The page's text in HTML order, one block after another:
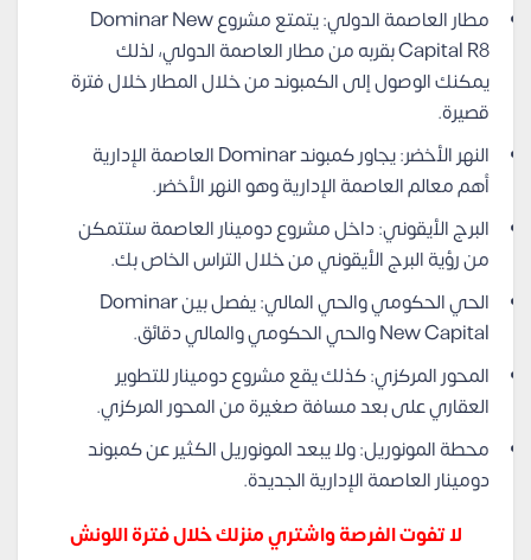
مطار العاصمة الدولي: يتمتع مشروع Dominar New
Capital R8 بقربه من مطار العاصمة الدولي، لذلك
يمكنك الوصول إلى الكمبوند من خلال المطار خلال فترة
قصيرة.
النهر الأخضر: يجاور كمبوند Dominar العاصمة الإدارية
أهم معالم العاصمة الإدارية وهو النهر الأخضر.
البرج الأيقوني: داخل مشروع دومينار العاصمة ستتمكن
من رؤية البرج الأيقوني من خلال التراس الخاص بك.
الحي الحكومي والحي المالي: يفصل بين Dominar
New Capital والحي الحكومي والمالي دقائق.
المحور المركزي: كذلك يقع مشروع دومينار للتطوير
العقاري على بعد مسافة صغيرة من المحور المركزي.
محطة المونوريل: ولا يبعد المونوريل الكثير عن كمبوند
دومينار العاصمة الإدارية الجديدة.
لا تفوت الفرصة واشتري منزلك خلال فترة اللونش